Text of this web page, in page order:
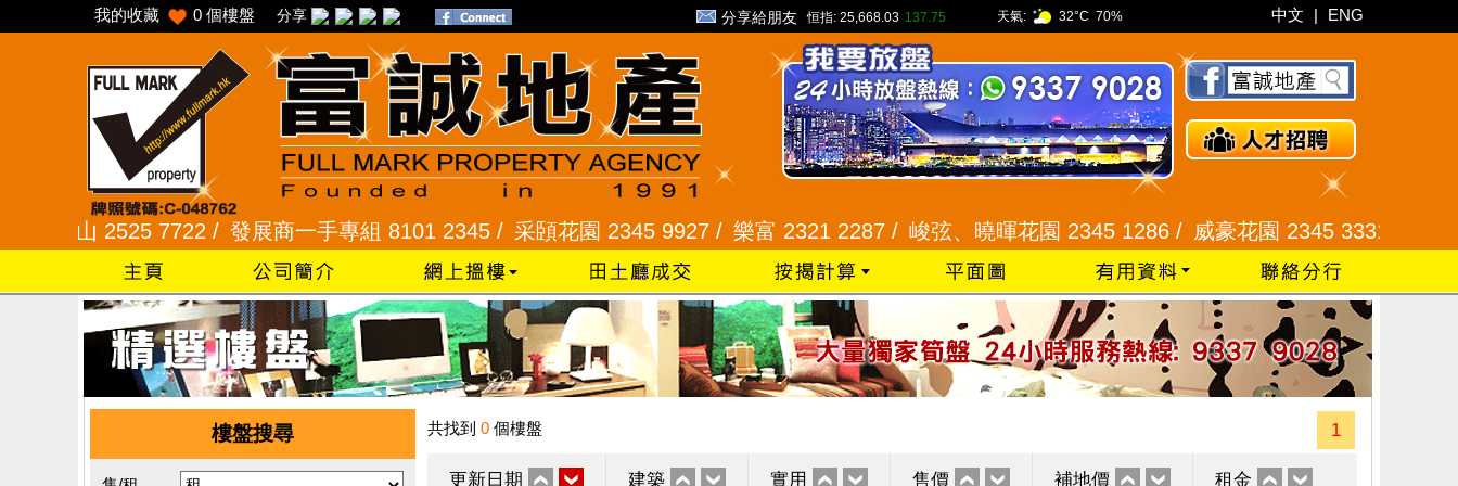
我的收藏 0 個樓盤 分享 分享給朋友 恒指: 25,668.03 137.75 天氣: 32°C 70% 中文 | ENG
山 2525 7722 /發展商一手專組 8101 2345 /采頣花園 2345 9927 /樂富 2321 2287 /峻弦、曉暉花園 2345 1286 /威豪花園 2345 3331 /星河明居
樓盤搜尋 共找到 0 個樓盤 1
更新日期 建築 實用 售價 補地價 租金